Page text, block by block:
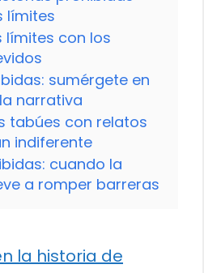
límites
límites con los
sumérgete en
narrativa
tabúes con relatos
indiferente
cuando la
a romper barreras
la historia de